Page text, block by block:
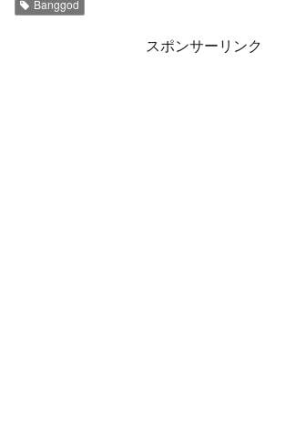
Banggod
スポンサーリンク